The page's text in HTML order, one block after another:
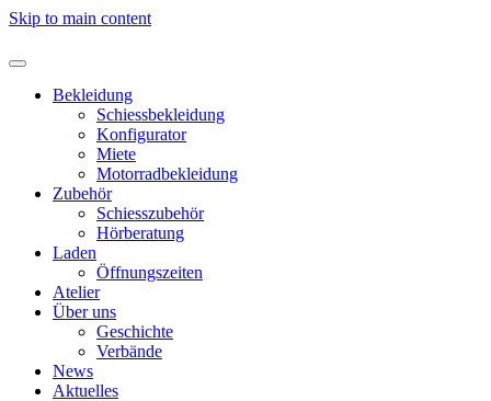
Skip to main content
Bekleidung
Schiessbekleidung
Konfigurator
Miete
Motorradbekleidung
Zubehör
Schiesszubehör
Hörberatung
Laden
Öffnungszeiten
Atelier
Über uns
Geschichte
Verbände
News
Aktuelles